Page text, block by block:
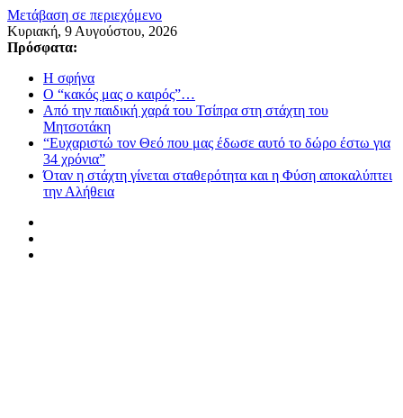
Μετάβαση σε περιεχόμενο
Κυριακή, 9 Αυγούστου, 2026
Πρόσφατα:
Η σφήνα
Ο “κακός μας ο καιρός”…
Από την παιδική χαρά του Τσίπρα στη στάχτη του
Μητσοτάκη
“Ευχαριστώ τον Θεό που μας έδωσε αυτό το δώρο έστω για
34 χρόνια”
Όταν η στάχτη γίνεται σταθερότητα και η Φύση αποκαλύπτει
την Αλήθεια